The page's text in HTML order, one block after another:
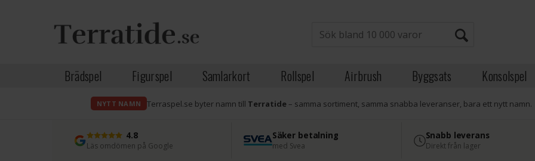
Brädspel Figurspel Samlarkort Rollspel Airbrush Byggsats Konsolspel
NYTT NAMN Terraspel.se byter namn till Terratide– samma sortiment, samma snabba leveranser, bara ett nytt namn.
4.8
Läs omdömen på Google
Säker betalning
med Svea
Snabb leverans
Direkt från lager